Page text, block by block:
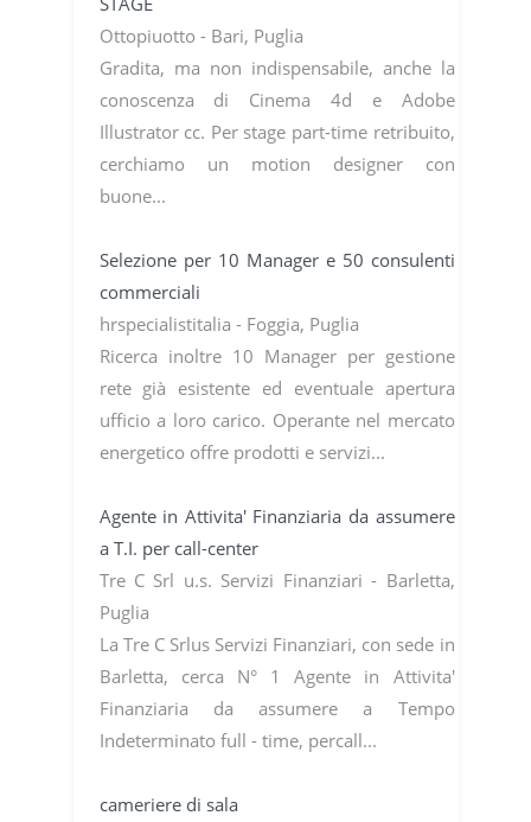
Ottopiuotto - Bari, Puglia
Gradita, ma non indispensabile, anche la
conoscenza di Cinema 4d e Adobe
Illustrator cc. Per stage part-time retribuito,
cerchiamo un motion designer con
buone...
Selezione per 10 Manager e 50 consulenti
commerciali
hrspecialistitalia - Foggia, Puglia
Ricerca inoltre 10 Manager per gestione
rete già esistente ed eventuale apertura
ufficio a loro carico. Operante nel mercato
energetico offre prodotti e servizi...
Agente in Attivita' Finanziaria da assumere
a T.I. per call-center
Tre C Srl u.s. Servizi Finanziari - Barletta,
Puglia
La Tre C Srlus Servizi Finanziari, con sede in
Barletta, cerca N° 1 Agente in Attivita'
Finanziaria da assumere a Tempo
Indeterminato full - time, percall...
cameriere di sala